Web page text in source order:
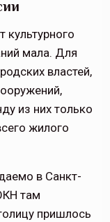
культурного
мала. Для
властей,
из них только
жилого
в Санкт-
там
пришлось